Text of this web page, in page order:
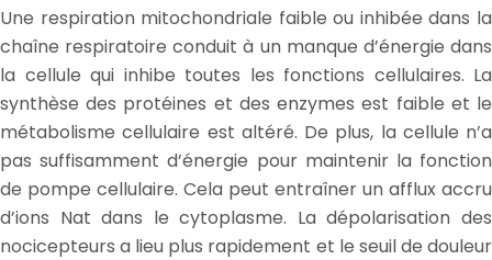
Une respiration mitochondriale faible ou inhibée dans la
chaîne respiratoire conduit à un manque d’énergie dans
la cellule qui inhibe toutes les fonctions cellulaires. La
synthèse des protéines et des enzymes est faible et le
métabolisme cellulaire est altéré. De plus, la cellule n’a
pas suffisamment d’énergie pour maintenir la fonction
de pompe cellulaire. Cela peut entraîner un afflux accru
d’ions Nat dans le cytoplasme. La dépolarisation des
nocicepteurs a lieu plus rapidement et le seuil de douleur